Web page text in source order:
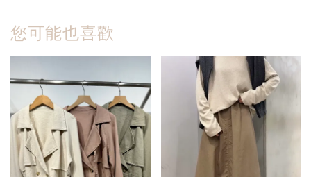
您可能也喜歡